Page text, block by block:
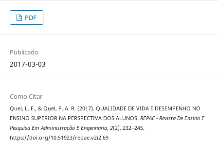
PDF
Publicado
2017-03-03
Como Citar
Quel, L. F., & Quel, P. A. R. (2017). QUALIDADE DE VIDA E DESEMPENHO NO
ENSINO SUPERIOR NA PERSPECTIVA DOS ALUNOS. REPAE - Revista De Ensino E
Pesquisa Em Administração E Engenharia, 2(2), 232–245.
https://doi.org/10.51923/repae.v2i2.69